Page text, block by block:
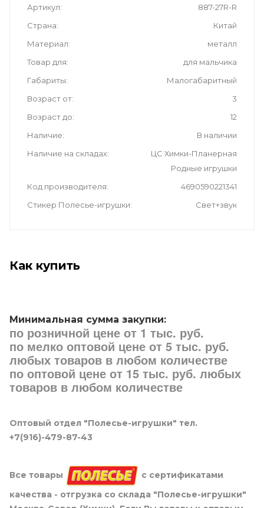
Артикул
887-27R-R
Страна
Китай
Материал
металл
Товар для
для мальчика
Габариты
Малогабаритный
Возраст от
3
Возраст до
12
Наличие
В наличии
Наличие на складах
ЦС Химки-Планерная
Родные игрушки
Код производителя
4690590221341
Стикер Полесье-игрушки
Свет+звук
Как купить
Минимальная сумма закупки:
по розничной цене от 1 тыс. руб.
по мелко оптовой цене от 5 тыс. руб.
любых товаров в любом количестве
по оптовой цене от 15 тыс. руб. любых
товаров в любом количестве
Оптовый отдел "Полесье-игрушки" тел.
+7(916)-479-87-43
Все товары
с сертификатами
качества - отгрузка со склада "Полесье-игрушки"